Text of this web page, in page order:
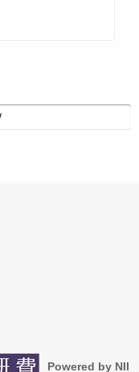
Powered by NII